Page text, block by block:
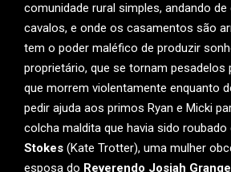
comunidade rural simples, andando
cavalos, e onde os casamentos são
tem o poder maléfico de produzir
proprietário, que se tornam pesadelos
que morrem violentamente enquanto
pedir ajuda aos primos Ryan e Micki
colcha maldita que havia sido roubado
Stokes (Kate Trotter), uma mulher
esposa do Reverendo Josiah Grange